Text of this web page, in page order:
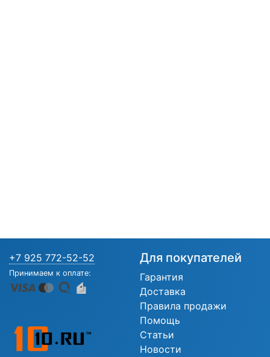
+7 925 772-52-52
Принимаем к оплате:
Для покупателей
Гарантия
Доставка
Правила продажи
Помощь
Статьи
Новости